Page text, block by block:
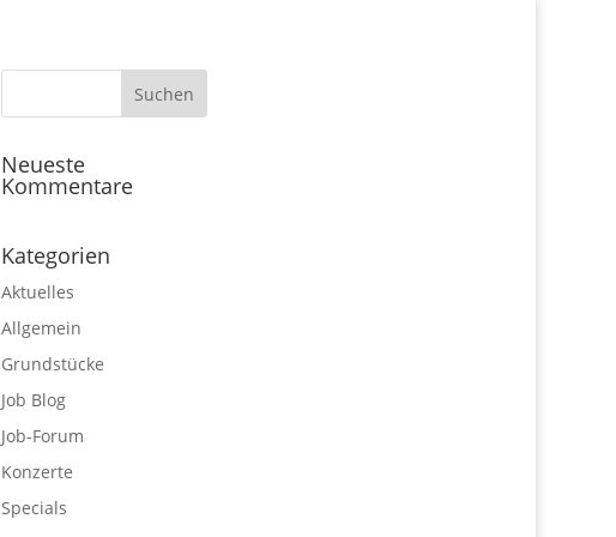
Neueste
Kommentare
Kategorien
Aktuelles
Allgemein
Grundstücke
Job Blog
Job-Forum
Konzerte
Specials